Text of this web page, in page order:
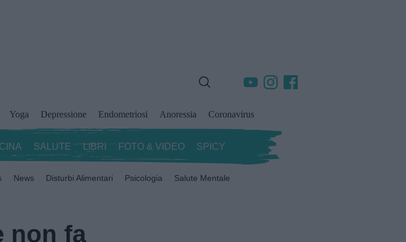
Yoga Depressione Endometriosi Anoressia Coronavirus
SALUTE LIBRI FOTO & VIDEO SPICY
News Disturbi Alimentari Psicologia Salute Mentale
non fa